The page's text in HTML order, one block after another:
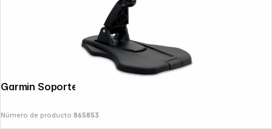
Número de producto:865853